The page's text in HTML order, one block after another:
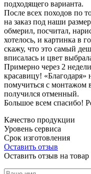
подходящего варианта.
После всех походов по
на заказ под наши
обмерил, посчитал,
хотелось, и картинка в
скажу, что это самый
вписалась и цвет
Примерно через 2
красавицу!
помучиться с монтажом
получился отменный.
Большое всем спасибо!
Качество продукции
Уровень сервиса
Срок изготовления
Оставить отзыв
Оставить отзыв на